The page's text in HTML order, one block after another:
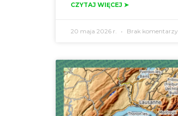
CZYTAJ WIĘCEJ ➤
20 maja 2026 r. Brak komentarzy